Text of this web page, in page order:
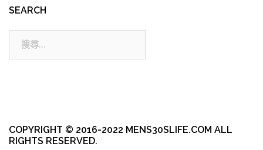
SEARCH
COPYRIGHT © 2016-2022 MENS30SLIFE.COM ALL
RIGHTS RESERVED.